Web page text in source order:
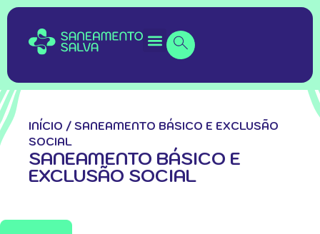
INÍCIO / SANEAMENTO BÁSICO E EXCLUSÃO
SOCIAL
SANEAMENTO BÁSICO E
EXCLUSÃO SOCIAL